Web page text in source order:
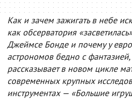
Как и зачем зажигать в небе
как обсерватория
Джеймсе Бонде и почему у
астрономов бедно с
рассказывает в новом цикле
современных крупных
инструментах — «Большие